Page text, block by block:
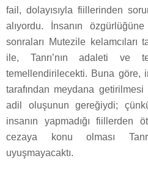
fail, dolayısıyla fiillerinden
alıyordu. İnsanın
sonraları Mutezile kelamcıları
ile, Tanrı’nın adaleti ve
temellendirilecekti. Buna göre,
tarafından meydana getirilmesi
adil oluşunun gereğiydi; çünkü
insanın yapmadığı fiillerden
cezaya konu olması
uyuşmayacaktı.